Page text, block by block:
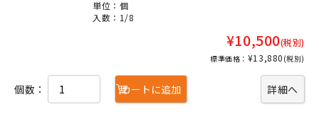
単位：個
入数：1/8
¥10,500(税別)
標準価格： ¥13,880 (税別)
詳細へ
個数： カートに追加